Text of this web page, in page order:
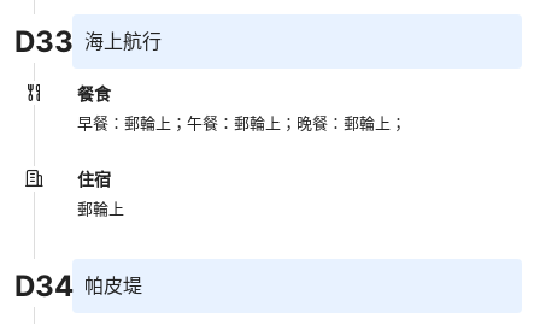
D33 海上航行
餐食
早餐：郵輪上；午餐：郵輪上； 晚餐：郵輪上；
住宿
郵輪上
D34 帕皮堤